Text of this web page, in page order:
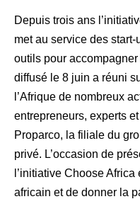
Depuis trois ans
met au service des
outils pour
diffusé le 8 juin a réuni
l’Afrique de nombreux
entrepreneurs, experts
Proparco, la filiale du
privé. L’occasion de
l’initiative Choose
africain et de donner la